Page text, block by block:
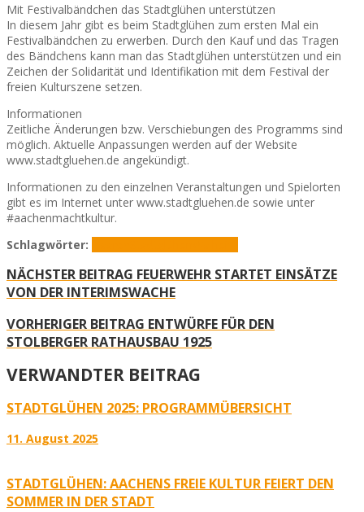
Mit Festivalbändchen das Stadtglühen unterstützen
In diesem Jahr gibt es beim Stadtglühen zum ersten Mal ein
Festivalbändchen zu erwerben. Durch den Kauf und das Tragen
des Bändchens kann man das Stadtglühen unterstützen und ein
Zeichen der Solidarität und Identifikation mit dem Festival der
freien Kulturszene setzen.
Informationen
Zeitliche Änderungen bzw. Verschiebungen des Programms sind
möglich. Aktuelle Anpassungen werden auf der Website
www.stadtgluehen.de angekündigt.
Informationen zu den einzelnen Veranstaltungen und Spielorten
gibt es im Internet unter www.stadtgluehen.de sowie unter
#aachenmachtkultur.
Schlagwörter:
NÄCHSTER BEITRAG FEUERWEHR STARTET EINSÄTZE
VON DER INTERIMSWACHE
VORHERIGER BEITRAG ENTWÜRFE FÜR DEN
STOLBERGER RATHAUSBAU 1925
VERWANDTER BEITRAG
STADTGLÜHEN 2025: PROGRAMMÜBERSICHT
11. August 2025
STADTGLÜHEN: AACHENS FREIE KULTUR FEIERT DEN
SOMMER IN DER STADT